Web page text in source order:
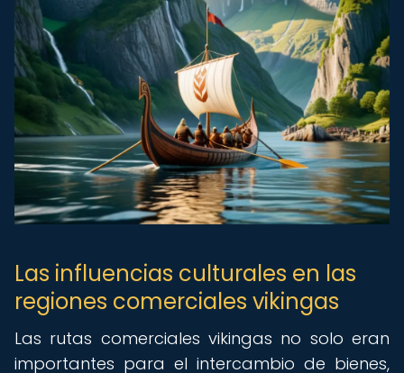
Las influencias culturales en las
regiones comerciales vikingas
Las rutas comerciales vikingas no solo eran
importantes para el intercambio de bienes,